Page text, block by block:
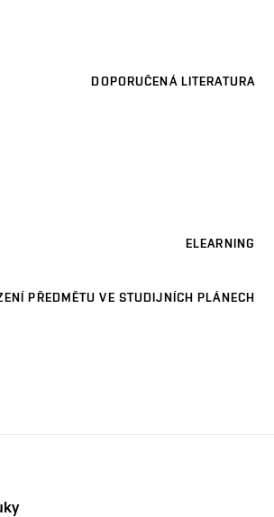
DOPORUČENÁ LITERATURA
ELEARNING
PŘEDMĚTU VE STUDIJNÍCH PLÁNECH